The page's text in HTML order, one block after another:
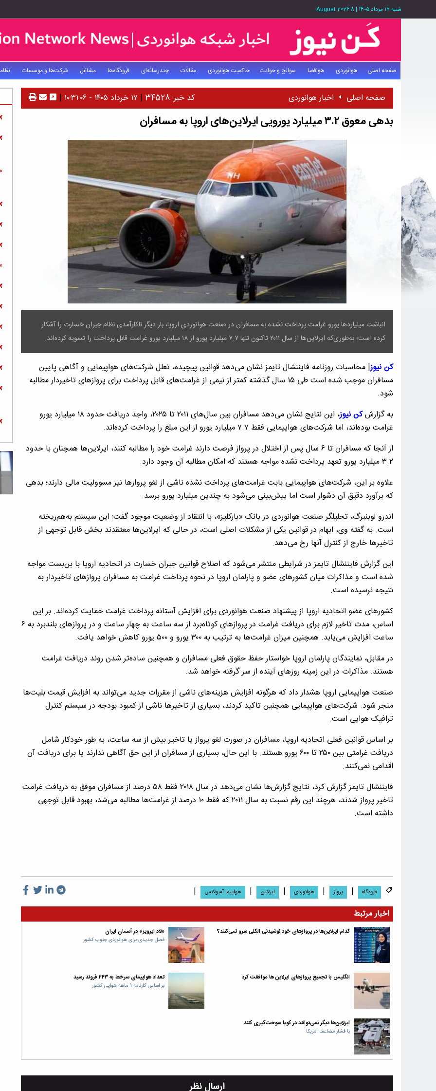
شنبه ۱۷ مرداد ۱۴۰۵ |
8 August 2026
صفحه اصلی هوانوردی هوافضا سوانح و حوادث حاکمیت هوانوردی مقالات چندرسانه‌ای فرودگاه‌ها مشاغل شرکت‌ها و موسسات
صفحه اصلی اخبار هوانوردی کد خبر: 34528 | ۱۷ خرداد ۱۴۰۵ - ۱۰:۳۱:۰۶ |
بدهی معوق ۳.۲ میلیارد یورویی ایرلاین‌های اروپا به مسافران
انباشت میلیاردها یورو غرامت پرداخت‌ نشده به مسافران در صنعت هوانوردی اروپا، بار دیگر ناکارآمدی نظام جبران خسارت را آشکار
کرده است؛ به‌طوری‌که ایرلاین‌ها از سال ۲۰۱۱ تاکنون تنها ۷.۷ میلیارد یورو از ۱۸ میلیارد یورو غرامت قابل پرداخت را تسویه کرده‌اند.
کن نیوز| محاسبات روزنامه فایننشال تایمز نشان می‌دهد قوانین پیچیده، تعلل شرکت‌های هواپیمایی و آگاهی پایین
مسافران موجب شده است طی ۱۵ سال گذشته کمتر از نیمی از غرامت‌های قابل پرداخت برای پروازهای تاخیردار مطالبه
شود.
به گزارشکن نیوز
، این نتایج نشان می‌دهد مسافران بین سال‌های ۲۰۱۱ تا ۲۰۲۵، واجد دریافت حدود ۱۸ میلیارد یورو
غرامت بوده‌اند، اما شرکت‌های هواپیمایی فقط ۷.۷ میلیارد یورو از این مبلغ را پرداخت کرده‌اند.
از آنجا که مسافران تا ۶ سال پس از اختلال در پرواز فرصت دارند غرامت خود را مطالبه کنند، ایرلاین‌ها همچنان با حدود
۳.۲ میلیارد یورو تعهد پرداخت‌ نشده مواجه هستند که امکان مطالبه آن وجود دارد.
علاوه بر این، شرکت‌های هواپیمایی بابت غرامت‌های پرداخت‌ نشده ناشی از لغو پروازها نیز مسوولیت مالی دارند؛ بدهی‌
که برآورد دقیق آن دشوار است اما پیش‌بینی می‌شود به چندین میلیارد یورو برسد.
اندرو لوبنبرگ، تحلیلگر صنعت هوانوردی در بانک «بارکلیز»، با انتقاد از وضعیت موجود گفت: این سیستم به‌هم‌ریخته
است. به گفته وی، ابهام در قوانین یکی از مشکلات اصلی است، در حالی که ایرلاین‌ها معتقدند بخش قابل‌ توجهی از
تاخیرها خارج از کنترل آنها رخ می‌دهد.
این گزارش فایننشال تایمز در شرایطی منتشر می‌شود که اصلاح قوانین جبران خسارت در اتحادیه اروپا با بن‌بست مواجه
شده است و مذاکرات میان کشورهای عضو و پارلمان اروپا در نحوه پرداخت غرامت به مسافران پروازهای تاخیردار به
نتیجه نرسیده است.
کشورهای عضو اتحادیه اروپا از پیشنهاد صنعت هوانوردی برای افزایش آستانه پرداخت غرامت حمایت کرده‌اند. بر این
اساس، مدت تاخیر لازم برای دریافت غرامت در پروازهای کوتاه‌برد از سه ساعت به چهار ساعت و در پروازهای بلندبرد به ۶
ساعت افزایش می‌یابد. همچنین میزان غرامت‌ها به ترتیب به ۳۰۰ یورو و ۵۰۰ یورو کاهش خواهد یافت.
در مقابل، نمایندگان پارلمان اروپا خواستار حفظ حقوق فعلی مسافران و همچنین ساده‌تر شدن روند دریافت غرامت
هستند. مذاکرات در این زمینه روزهای آینده از سر گرفته خواهد شد.
صنعت هواپیمایی اروپا هشدار داد که هرگونه افزایش هزینه‌های ناشی از مقررات جدید می‌تواند به افزایش قیمت بلیت‌ها
منجر شود. شرکت‌های هواپیمایی همچنین تاکید کردند، بسیاری از تاخیرها ناشی از کمبود بودجه در سیستم کنترل
ترافیک هوایی است.
بر اساس قوانین فعلی اتحادیه اروپا، مسافران در صورت لغو پرواز یا تاخیر بیش از سه ساعت، به طور خودکار شامل
دریافت غرامتی بین ۲۵۰ تا ۶۰۰ یورو هستند. با این حال، بسیاری از مسافران از این حق آگاهی ندارند یا برای دریافت آن
اقدامی نمی‌کنند.
فایننشال تایمز گزارش کرد، نتایج گزارش‌ها نشان می‌دهد در سال ۲۰۱۸ فقط ۵۸ درصد از مسافران موفق به دریافت غرامت
تاخیر پرواز شدند، هرچند این رقم نسبت به سال ۲۰۱۱ که فقط ۱۰ درصد از غرامت‌ها مطالبه می‌شد، بهبود قابل توجهی
داشته است.
فرودگاه | پرواز | هوانوردی | ایرلاین | هواپیما آمبولانس
|
اخبار مرتبط
کدام ایرلاین‌ها در پروازهای خود نوشیدنی الکلی سرو نمی‌کنند؟ «لاد ایرویز» در آسمان ایران
فصل جدیدی برای هوانوردی جنوب کشور
انگلیس با تجمیع پروازهای ایرلاین ها موافقت کرد تعداد هواپیمای سرخط به ۲۴۳ فروند رسید
بر اساس کارنامه ۹ ماهه هوایی کشور
ایرلاین‌‌ها دیگر نمی‌‌توانند در کوبا سوخت‌‌گیری کنند
با فشار مضاعف آمریکا
ارسال نظر